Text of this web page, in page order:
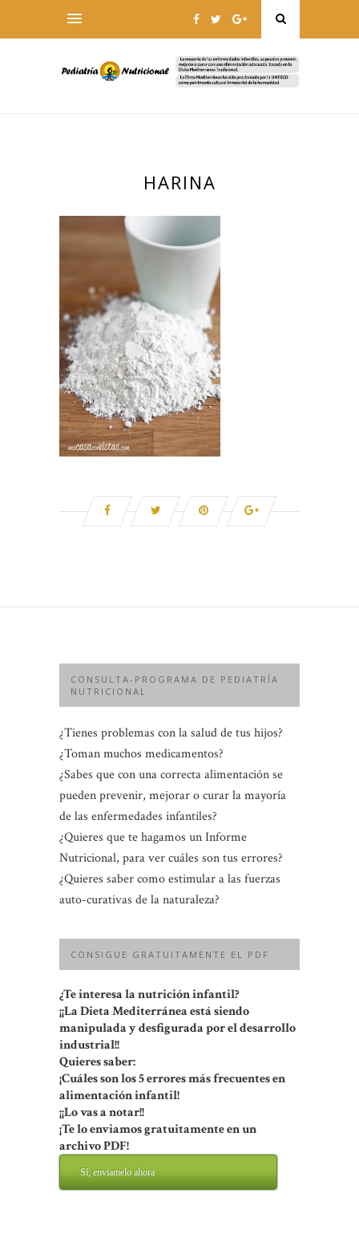
HARINA
CONSULTA-PROGRAMA DE PEDIATRÍA
NUTRICIONAL
¿Tienes problemas con la salud de tus hijos?
¿Toman muchos medicamentos?
¿Sabes que con una correcta alimentación se
pueden prevenir, mejorar o curar la mayoría
de las enfermedades infantiles?
¿Quieres que te hagamos un Informe
Nutricional, para ver cuáles son tus errores?
¿Quieres saber como estimular a las fuerzas
auto-curativas de la naturaleza?
CONSIGUE GRATUITAMENTE EL PDF
¿Te interesa la nutrición infantil?
¡¡La Dieta Mediterránea está siendo
manipulada y desfigurada por el desarrollo
industrial!!
Quieres saber:
¡Cuáles son los 5 errores más frecuentes en
alimentación infantil!
¡¡Lo vas a notar!!
¡Te lo enviamos gratuitamente en un
archivo PDF!
Sí, enviamelo ahora